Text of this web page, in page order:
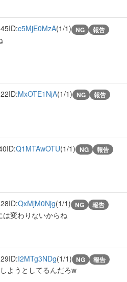
ID:c5MjE0MzA(1/1) NG 報告
ID:MxOTE1NjA(1/1) NG 報告
ID:Q1MTAwOTU(1/1) NG 報告
ID:QxMjM0Njg(1/1) NG 報告
変わりないからね
ID:I2MTg3NDg(1/1) NG 報告
ようとしてるんだろw